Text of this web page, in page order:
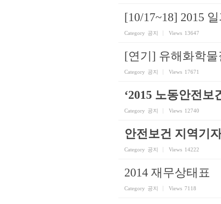
[10/17~18] 2015
Category 공지 Views 13647
[연기] 유해화학
Category 공지 Views 17671
‘2015 노동안전
Category 공지 Views 12740
안전보건 지역기
Category 공지 Views 14222
2014 재무상태표
Category 공지 Views 7118